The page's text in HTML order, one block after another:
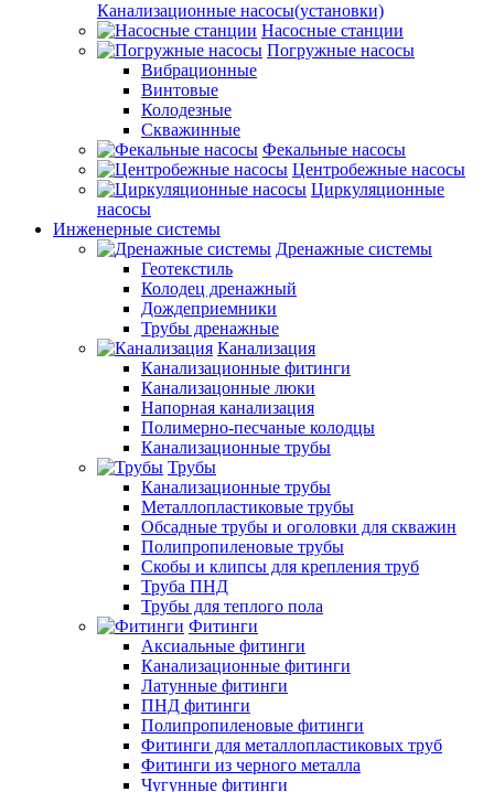
Канализационные насосы(установки)
Насосные станции
Погружные насосы
Вибрационные
Винтовые
Колодезные
Скважинные
Фекальные насосы
Центробежные насосы
Циркуляционные
насосы
Инженерные системы
Дренажные системы
Геотекстиль
Колодец дренажный
Дождеприемники
Трубы дренажные
Канализация
Канализационные фитинги
Канализацонные люки
Напорная канализация
Полимерно-песчаные колодцы
Канализационные трубы
Трубы
Канализационные трубы
Металлопластиковые трубы
Обсадные трубы и оголовки для скважин
Полипропиленовые трубы
Скобы и клипсы для крепления труб
Труба ПНД
Трубы для теплого пола
Фитинги
Аксиальные фитинги
Канализационные фитинги
Латунные фитинги
ПНД фитинги
Полипропиленовые фитинги
Фитинги для металлопластиковых труб
Фитинги из черного металла
Чугунные фитинги